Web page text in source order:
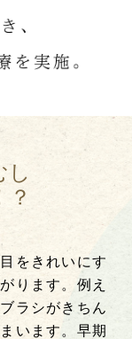
し
？
をきれいにす
ります。例え
ラシがきちん
います。早期